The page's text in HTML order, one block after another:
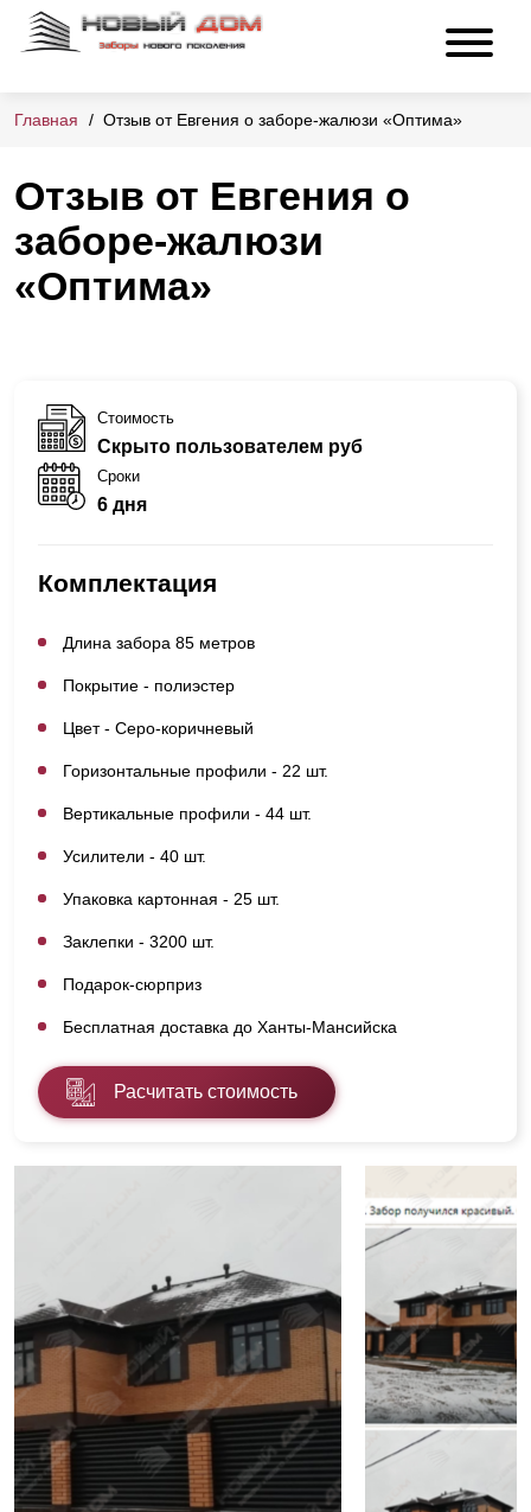
Главная Отзыв от Евгения о заборе-жалюзи «Оптима»
Отзыв от Евгения о
заборе-жалюзи
«Оптима»
Стоимость
Скрыто пользователем руб
Сроки
6 дня
Комплектация
Длина забора 85 метров
Покрытие - полиэстер
Цвет - Серо-коричневый
Горизонтальные профили - 22 шт.
Вертикальные профили - 44 шт.
Усилители - 40 шт.
Упаковка картонная - 25 шт.
Заклепки - 3200 шт.
Подарок-сюрприз
Бесплатная доставка до Ханты-Мансийска
Расчитать стоимость